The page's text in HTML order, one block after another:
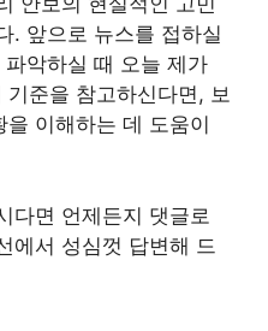
. 앞으로 뉴스를 접하실
악하실 때 오늘 제가
준을 참고하신다면, 보
이해하는 데 도움이
다면 언제든지 댓글로
에서 성심껏 답변해 드